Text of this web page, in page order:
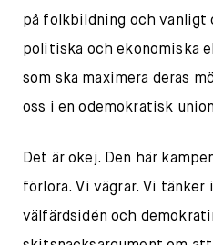
på folkbildning och vanligt
politiska och ekonomiska
som ska maximera deras
oss i en odemokratisk
Det är okej. Den här
förlora. Vi vägrar. Vi tänker
välfärdsidén och